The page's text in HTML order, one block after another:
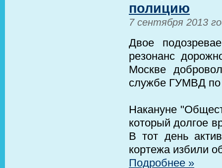
полицию
7 сентября 2013
Двое
резонанс
Москве
службе ГУМВД по
Накануне
который долгое
В тот день
кортежа избили
Подробнее »